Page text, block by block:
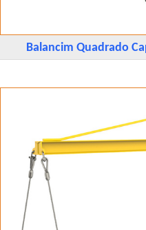
Balancim Quadrado